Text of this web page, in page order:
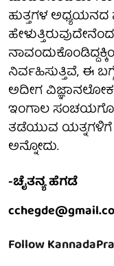
ಹುತ್ತಗಳ
ನಿರ್ವಹಿಸುತ್ತಿವೆ, ಈ
ಅದೀಗ
ಇಂಗಾಲ
ತಡೆಯುವ ಯತ್ನಗಳಿಗೆ
ಅನ್ನೋದು.
-ಚೈತನ್ಯ ಹೆಗಡೆ
Follow